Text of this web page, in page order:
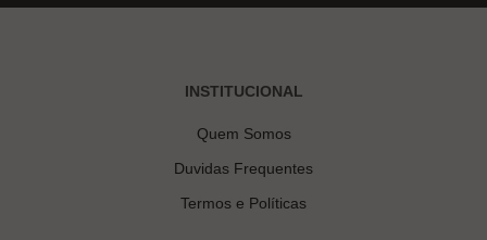
INSTITUCIONAL
Quem Somos
Duvidas Frequentes
Termos e Políticas